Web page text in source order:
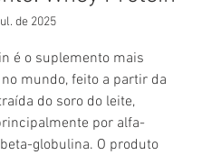
de 2025
NaN de 5 estrelas.
é o suplemento mais
mundo, feito a partir da
do soro do leite,
por alfa-
globulina. O produto